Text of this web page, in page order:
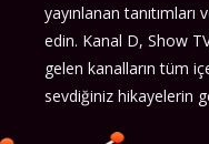
yayınlanan
edin. Kanal D, Show
gelen kanalların tüm
sevdiğiniz hikayelerin